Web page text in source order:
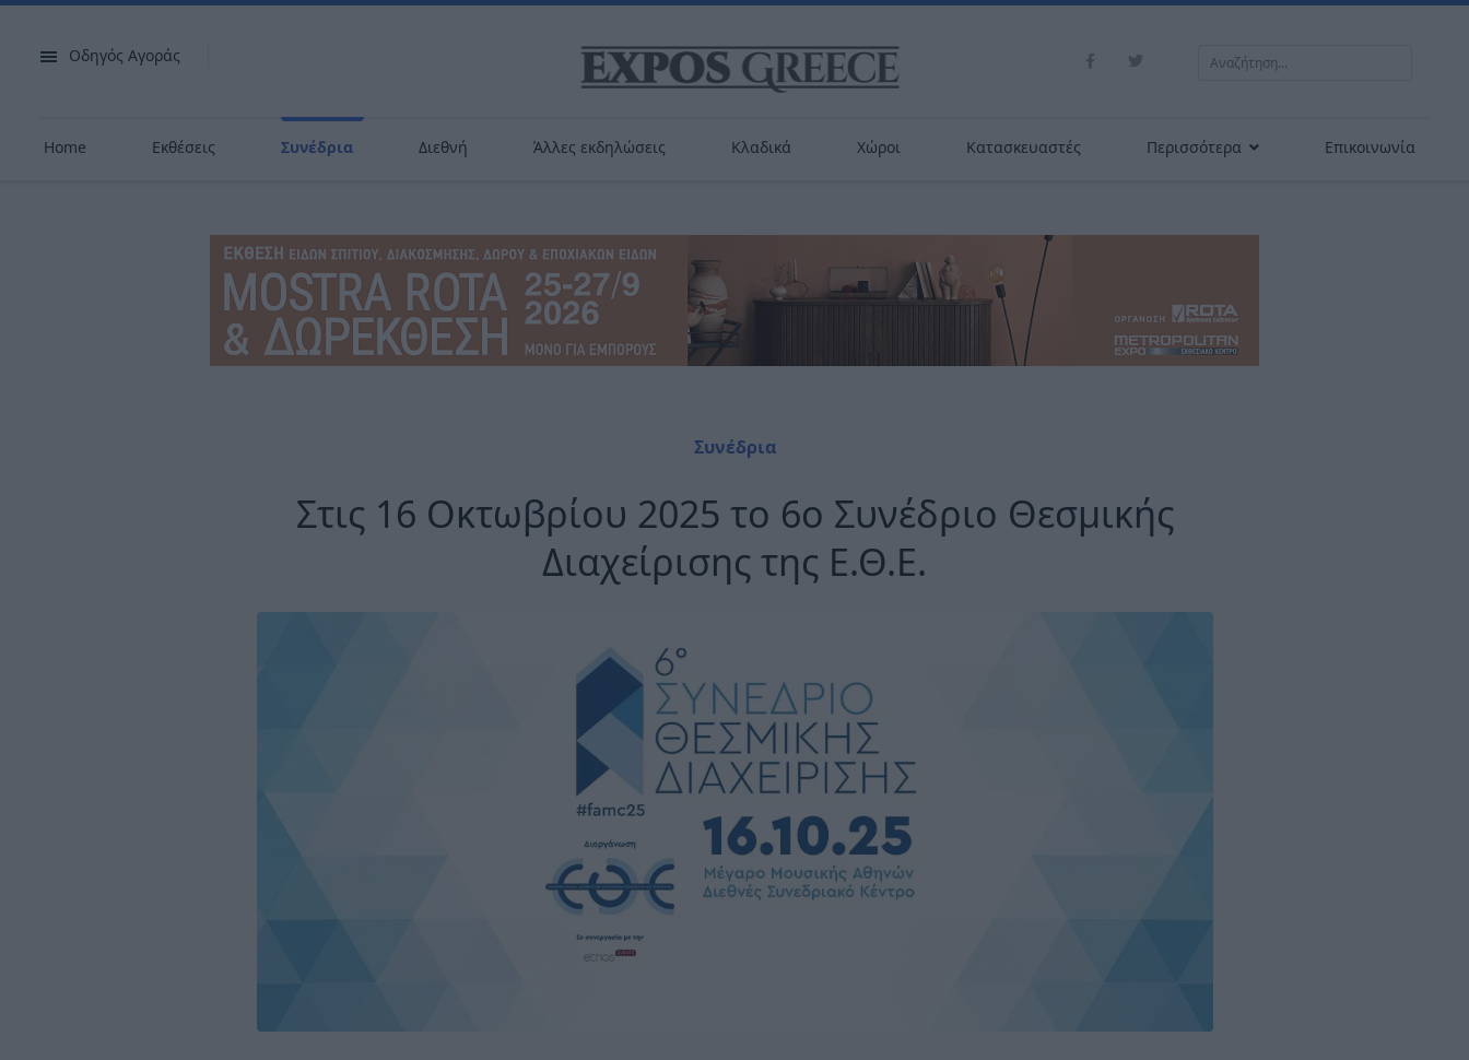
Οδηγός Αγοράς Αναζήτηση...
Home Εκθέσεις Συνέδρια Διεθνή Άλλες εκδηλώσεις Κλαδικά Χώροι Κατασκευαστές Περισσότερα Επικοινωνία
Συνέδρια
Στις 16 Οκτωβρίου 2025 το 6ο Συνέδριο Θεσμικής
Διαχείρισης της Ε.Θ.Ε.